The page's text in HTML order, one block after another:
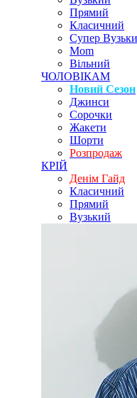
Прямий
Класичний
Супер
Mom
Вільний
ЧОЛОВІКАМ
Новий Сезон
Джинси
Сорочки
Жакети
Шорти
Розпродаж
КРІЙ
Денім Гайд
Класичний
Прямий
Вузький